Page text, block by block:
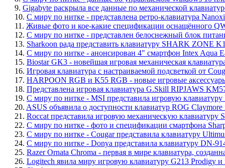
9. Gigabyte раскрыла все данные по механической
10. С миру по нитке - представлена ретро-клавиатура
11. Живые фото и кое-какие спецификации оснащённого
12. С миру по нитке - представлен белоснежный блок
13. Sharkoon рада представить клавиатуру SHARK ZONE
14. С миру по нитке - анонсирован 4" смартфон Intex Aqua
15. Biostar GK3 - новейшая игровая механическая
16. Игровая клавиатура с настраиваемой подсветкой от
17. HARPOON RGB и K55 RGB - новые игровые
18. Представлена игровая клавиатура G.Skill RIPJAWS
19. С миру по нитке - MSI представила игровую
20. ASUS объявила о доступности клавиатур ROG
21. Roccat представила игровую механическую
22. С миру по нитке - фото и спецификации смартфона
23. С миру по нитке - Cougar представила клавиатуру
24. С миру по нитке - Donya представила клавиатуру DN-
25. Razer Ornata Chroma - первая в мире клавиатура,
26. Logitech явила миру игровую клавиатуру G213 Prodigy